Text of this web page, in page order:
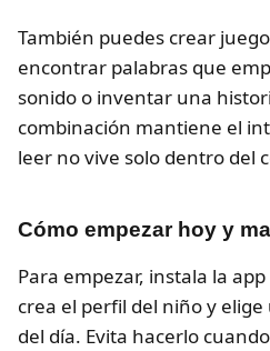
También puedes crear
encontrar palabras que
sonido o inventar una
combinación mantiene el
leer no vive solo dentro del
Cómo empezar hoy y
Para empezar, instala la
crea el perfil del niño y
del día. Evita hacerlo